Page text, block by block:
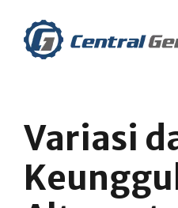
content
Variasi